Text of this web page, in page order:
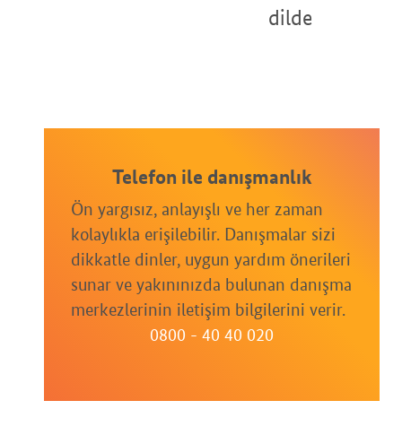
dilde
Telefon ile danışmanlık
Ön yargısız, anlayışlı ve her zaman
kolaylıkla erişilebilir. Danışmalar sizi
dikkatle dinler, uygun yardım önerileri
sunar ve yakınınızda bulunan danışma
merkezlerinin iletişim bilgilerini verir.
0800 - 40 40 020